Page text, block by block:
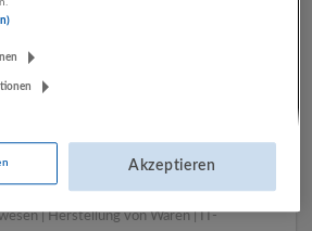
Bergheim bei Salzburg
und Gastronomie | Einzelhandel |
| Finanz- und Versicherungsleistungen |
| Herstellung von Waren | IT-
Akzeptieren